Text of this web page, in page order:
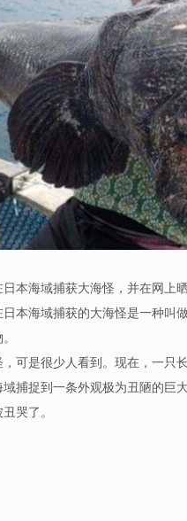
日本海域捕获大海怪，并在网上
本海域捕获的大海怪是一种叫
可是很少人看到。现在，一只
捕捉到一条外观极为丑陋的巨
哭了。